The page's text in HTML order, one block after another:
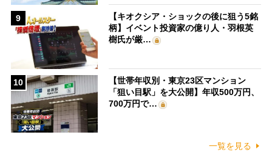
9
【キオクシア・ショックの後に狙う5銘
柄】イベント投資家の億り人・羽根英
樹氏が厳…
10
【世帯年収別・東京23区マンション
「狙い目駅」を大公開】年収500万円、
700万円で…
一覧を見る